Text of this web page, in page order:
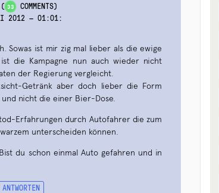
( 33
COMMENTS)
2012 — 01:01:
Sowas ist mir zig mal lieber als die ewige
die Kampagne nun auch wieder nicht
der Regierung vergleicht.
Getränk aber doch lieber die Form
nicht die einer Bier-Dose.
Erfahrungen durch Autofahrer die zum
unterscheiden können.
du schon einmal Auto gefahren und in
ANTWORTEN